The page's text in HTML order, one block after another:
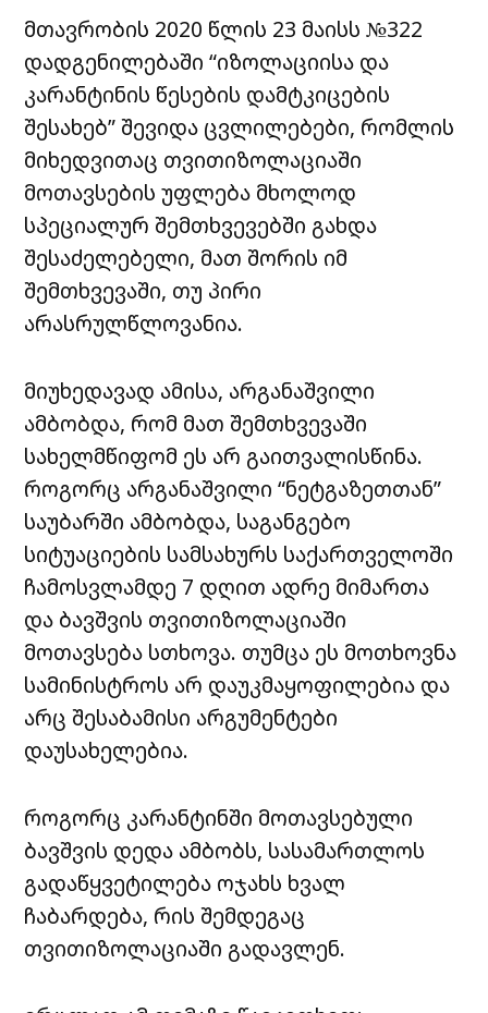
მთავრობის 2020 წლის 23 მაისს №322
დადგენილებაში “იზოლაციისა და
კარანტინის წესების დამტკიცების
შესახებ” შევიდა ცვლილებები, რომლის
მიხედვითაც თვითიზოლაციაში
მოთავსების უფლება მხოლოდ
სპეციალურ შემთხვევებში გახდა
შესაძელებელი, მათ შორის იმ
შემთხვევაში, თუ პირი
არასრულწლოვანია.
მიუხედავად ამისა, არგანაშვილი
ამბობდა, რომ მათ შემთხვევაში
სახელმწიფომ ეს არ გაითვალისწინა.
როგორც არგანაშვილი “ნეტგაზეთთან”
საუბარში ამბობდა, საგანგებო
სიტუაციების სამსახურს საქართველოში
ჩამოსვლამდე 7 დღით ადრე მიმართა
და ბავშვის თვითიზოლაციაში
მოთავსება სთხოვა. თუმცა ეს მოთხოვნა
სამინისტროს არ დაუკმაყოფილებია და
არც შესაბამისი არგუმენტები
დაუსახელებია.
როგორც კარანტინში მოთავსებული
ბავშვის დედა ამბობს, სასამართლოს
გადაწყვეტილება ოჯახს ხვალ
ჩაბარდება, რის შემდეგაც
თვითიზოლაციაში გადავლენ.